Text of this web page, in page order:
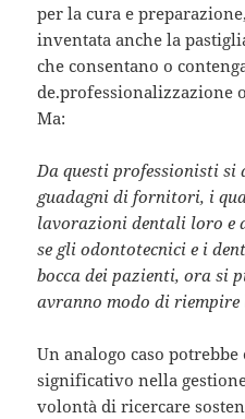
per la cura e
inventata anche la
che consentano o
de.professionalizzazione
Ma:
Da questi professionisti
guadagni di fornitori, i
lavorazioni dentali loro
se gli odontotecnici e i
bocca dei pazienti, ora si
avranno modo di
Un analogo caso
significativo nella
volontà di ricercare